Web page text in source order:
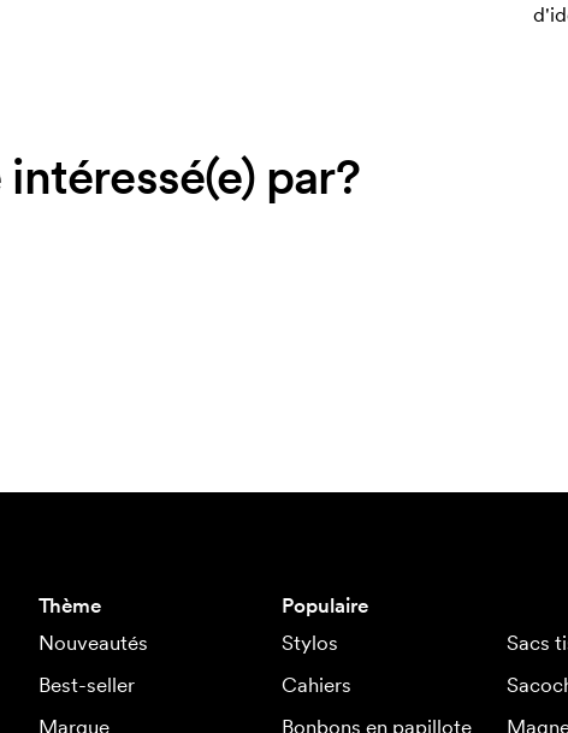
par?
Thème
Nouveautés
Best-seller
Marque
Populaire
Stylos
Sacs
Cahiers
Bonbons en papillote